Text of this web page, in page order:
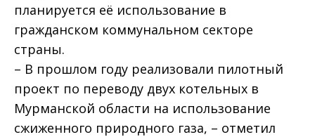
планируется её использование в
гражданском коммунальном секторе
страны.
– В прошлом году реализовали пилотный
проект по переводу двух котельных в
Мурманской области на использование
сжиженного природного газа, – отметил